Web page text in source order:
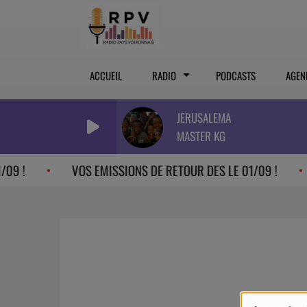
ACCUEIL RADIO PODCASTS
JERUSALEMA
MASTER KG
! VOS EMISSIONS DE RETOUR DES LE 01/09 !